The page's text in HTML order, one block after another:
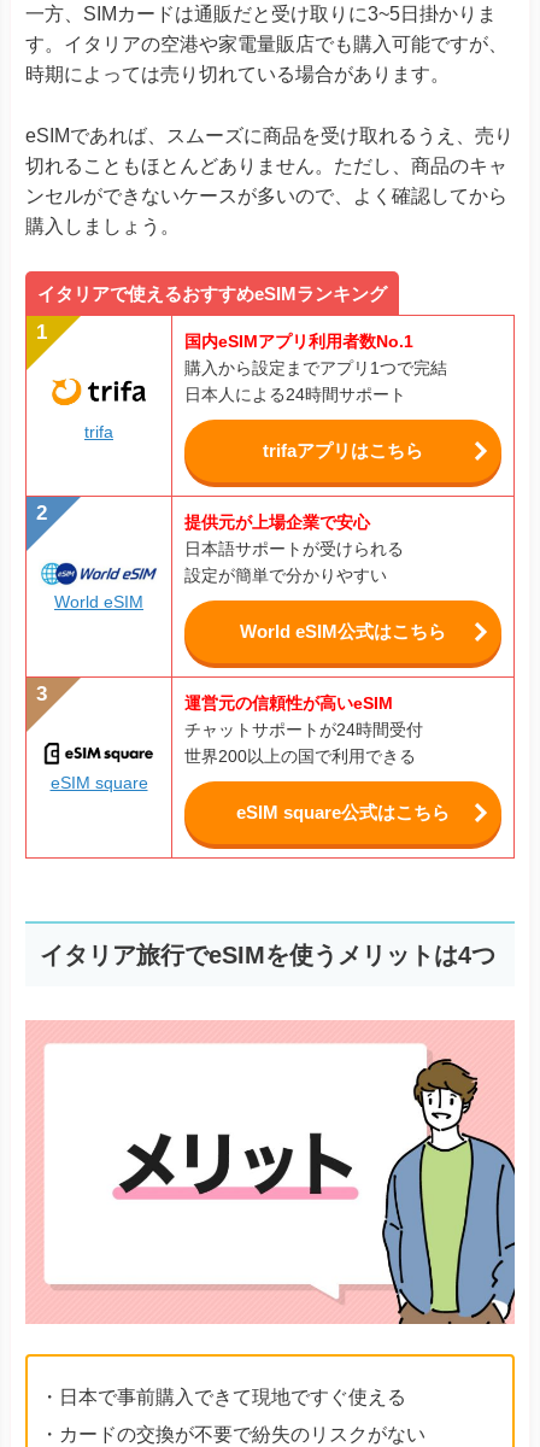
一方、SIMカードは通販だと受け取りに3~5日掛かりま
す。イタリアの空港や家電量販店でも購入可能ですが、
時期によっては売り切れている場合があります。
eSIMであれば、スムーズに商品を受け取れるうえ、売り
切れることもほとんどありません。ただし、商品のキャ
ンセルができないケースが多いので、よく確認してから
購入しましょう。
イタリアで使えるおすすめeSIMランキング
trifa
国内eSIMアプリ利用者数No.1
購入から設定までアプリ1つで完結
日本人による24時間サポート
trifaアプリはこちら
World eSIM
提供元が上場企業で安心
日本語サポートが受けられる
設定が簡単で分かりやすい
World eSIM公式はこちら
eSIM square
運営元の信頼性が高いeSIM
チャットサポートが24時間受付
世界200以上の国で利用できる
eSIM square公式はこちら
イタリア旅行でeSIMを使うメリットは4つ
・日本で事前購入できて現地ですぐ使える
・カードの交換が不要で紛失のリスクがない